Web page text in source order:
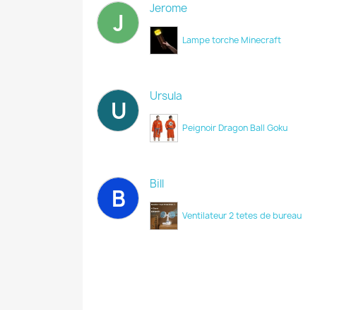
J
Jerome
Lampe torche Minecraft
U
Ursula
Peignoir Dragon Ball Goku
B
Bill
Ventilateur 2 tetes de bureau